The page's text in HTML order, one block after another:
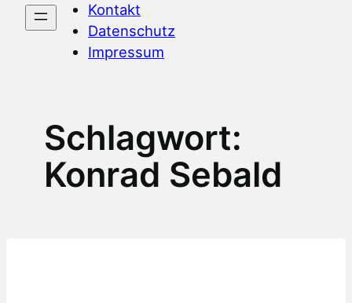
Kontakt
Datenschutz
Impressum
Schlagwort:
Konrad Sebald